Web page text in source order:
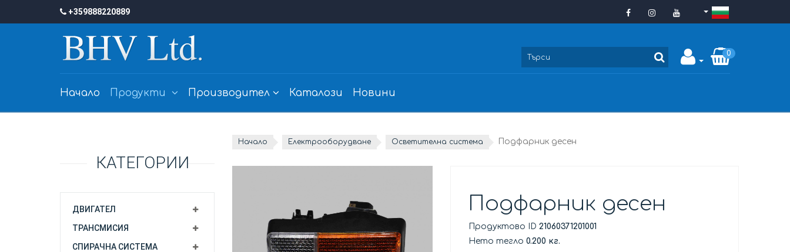
+359888220889
0
Начало Продукти Производител Каталози Новини
КАТЕГОРИИ
ДВИГАТЕЛ
ТРАНСМИСИЯ
СПИРАЧНА СИСТЕМА
Начало Електрооборудване Осветителна система Подфарник десен
Подфарник десен
Продуктово ID21060371201001
Нето тегло0.200 кг.